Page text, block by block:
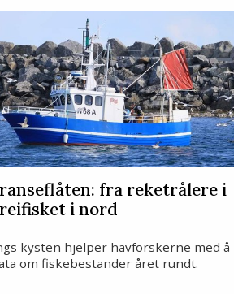
fra reketrålere i
i nord
kysten hjelper havforskerne med å
om fiskebestander året rundt.